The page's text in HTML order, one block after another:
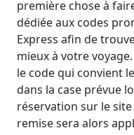
première chose à
dédiée aux codes
Express afin de
mieux à votre
le code qui convient
dans la case prévue
réservation sur le
remise sera alors